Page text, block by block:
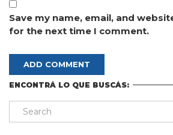
Save my name, email, and
for the next time I comment.
ENCONTRÁ LO QUE BUSCÁS: